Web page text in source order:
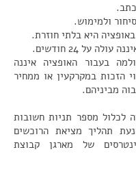
ולמימוש.
היא בלתי חוזרת.
על 24 חודשים.
בעבור האופציה איננה
5% משווי הזכות במקרקעין או ממחיר
מביניהם.
לכלול מספר תניות חשובות
תהליך מציאת הרוכשים
של מארגן קבוצת